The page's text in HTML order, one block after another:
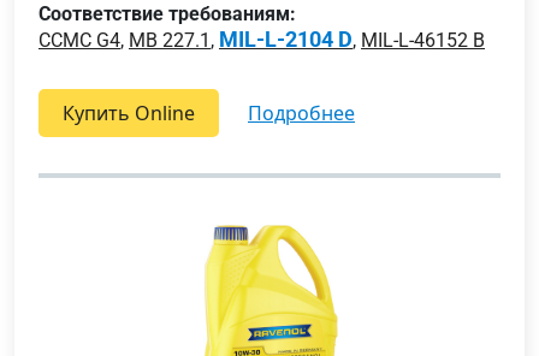
Соответствие требованиям:
CCMC G4, MB 227.1 , MIL-L-2104 D, MIL-L-46152 B
Купить Online подробнее